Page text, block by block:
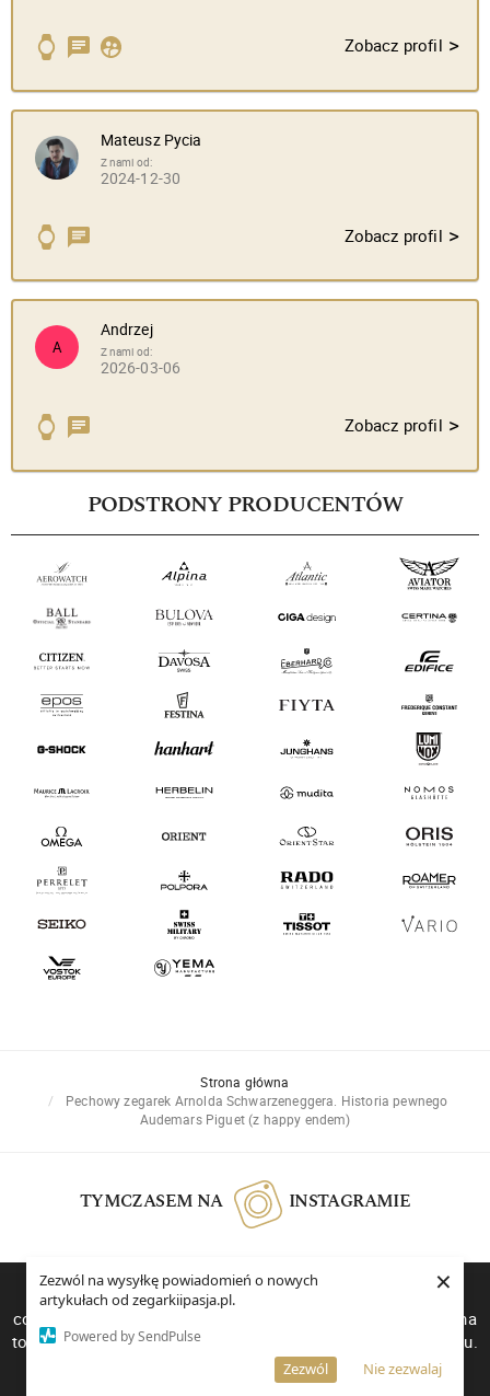
Zezwól na wysyłkę powiadomień o nowych
artykułach od zegarkiipasja.pl.
Powered by SendPulse
Nie zezwalaj
Zezwól
×
Zobacz profil >
Mateusz Pycia
Z nami od:
2024-12-30
Zobacz profil >
A
Andrzej
Z nami od:
2026-03-06
Zobacz profil >
PODSTRONY PRODUCENTÓW
Strona główna
Pechowy zegarek Arnolda Schwarzeneggera. Historia pewnego
Audemars Piguet (z happy endem)
TYMCZASEM NA INSTAGRAMIE
W celu poprawienia jakości usług korzystamy z plików
cookies. Pozostanie na stronie oznacza, iż wyrażasz zgodę na
to, że pliki cookies będą przechowywane w Twoim urządzeniu.
Więcej informacji